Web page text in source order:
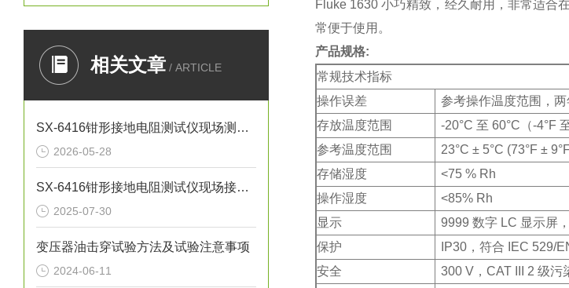
相关文章 / ARTICLE
SX-6416钳形接地电阻测试仪现场测量操作规范
2026-05-28
SX-6416钳形接地电阻测试仪现场接地电阻测试应用
2025-07-30
变压器油击穿试验方法及试验注意事项
2024-06-11
Fluke 1630 小巧精致，经久耐用，非常适合
常便于使用。
产品规格:
常规技术指标
操作误差
参考操作温度范围，两
存放温度范围
-20°C 至 60°C（-4°F
参考温度范围
23°C ± 5°C (73°F ±
存储湿度
<75 % Rh
操作湿度
<85% Rh
显示
9999 数字 LC 显示屏
保护
IP30，符合 IEC 529/
安全
300 V，CAT III 2 级污